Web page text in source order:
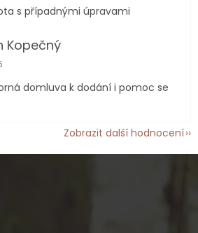
s případnými úpravami
Kopečný
obchodu je 5 z 5 hvězdiček.
domluva k dodání i pomoc se
Zobrazit další hodnocení